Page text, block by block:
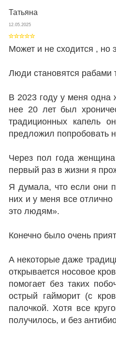
Татьяна
12.05.2025
Может и не сходится , но
Люди становятся рабами
В 2023 году у меня
нее 20 лет был
традиционных капель
предложил попробовать
Через пол года
первый раз в жизни я
Я думала, что если они
них и у меня все
это людям».
Конечно было очень
А некоторые даже
открывается носовое
помогает без таких
острый гайморит (с
палочкой. Хотя все
получилось, и без